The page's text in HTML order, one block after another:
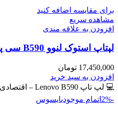
برای مقایسه اضافه کنید
مشاهده سریع
افزودن به علاقه مندی
لپتاپ استوک لنوو B590 سی پیو Core i3 3120m رم 4GB حافظه 500GB HDD گرافیک مجزا
17,450,000 تومان
افزودن به سبد خرید
💻 لپ تاپ Lenovo B590 – اقتصادی و مقاوم برای کارهای روزمره با گرافیک مجزای جیفورس 🔖 کد محصول: #41129
-2%
اتمام موجودیایسوس